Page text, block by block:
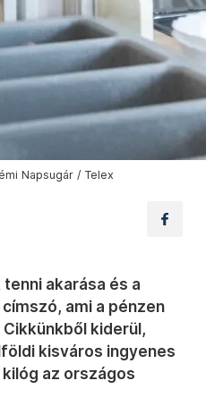
Napsugár / Telex
akarása és a
ami a pénzen
kiderül,
kisváros ingyenes
az országos